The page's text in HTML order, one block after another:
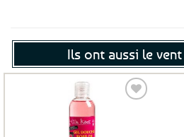
Ils ont aussi le